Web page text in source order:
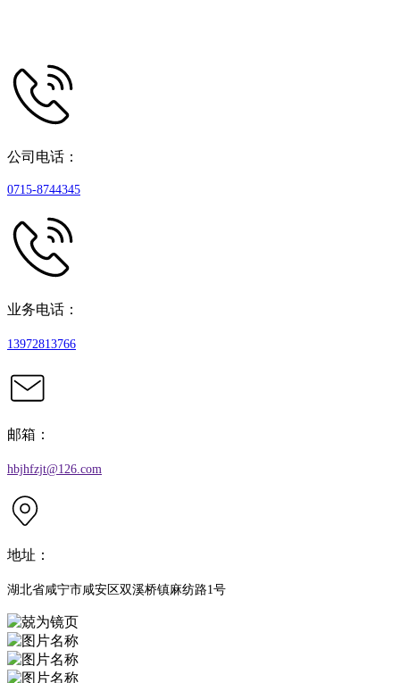
公司电话：
0715-8744345
业务电话：
13972813766
邮箱：
hbjhfzjt@126.com
地址：
湖北省咸宁市咸安区双溪桥镇麻纺路1号